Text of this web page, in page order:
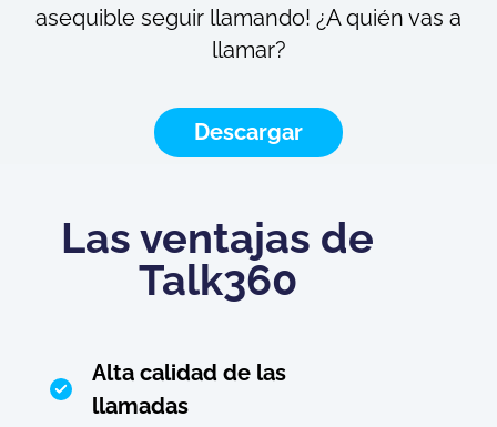
asequible seguir llamando! ¿A quién vas a
llamar?
Descargar
Las ventajas de
Talk360
Alta calidad de las
llamadas